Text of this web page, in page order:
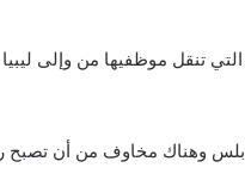
تنقل موظفيها من وإلى
وهناك مخاوف من أن تصبح